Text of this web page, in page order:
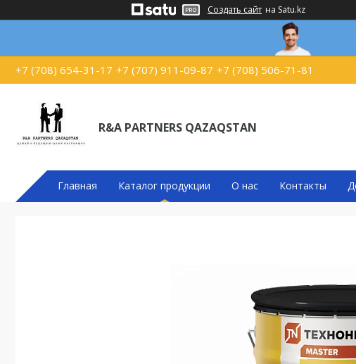
Создать сайт на Satu.kz
+7 (708) 654-31-17 +7 (707) 911-09-87 +7 (708) 506-71-81
R&A PARTNERS QAZAQSTAN
Главная Каталог продукции О нас Контакты